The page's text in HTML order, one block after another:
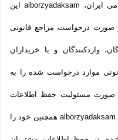
بر قوانین تجارت الکترونیک جمهوری اسلامی ایران، alborzyadaksam این
درخواست مراجع قانونی
واردکنندگان و یا خریداران
موارد درخواست شده را به
صورت مسئولیت حفظ اطلاعات
فوق پس از آن با مرجع قانونی خواهد بود. alborzyadaksam همچنین خود را